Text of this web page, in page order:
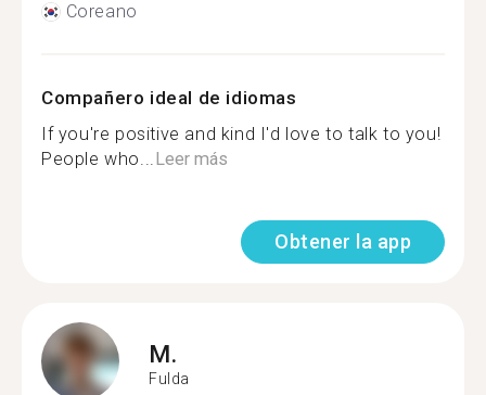
Coreano
Compañero ideal de idiomas
If you're positive and kind I'd love to talk to you!
People who...Leer más
Obtener la app
M.
Fulda